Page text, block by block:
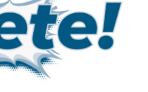
por servicios de
para las marcasVaillant y
recientemente la 1ª
TÜV Internacional Grupo
calidad ISO 9001:2000,